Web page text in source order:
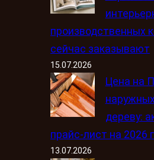
производственных
сейчас заказывают
15.07.2026
Цена на
дереву:
прайс-лист на 2026
13.07.2026